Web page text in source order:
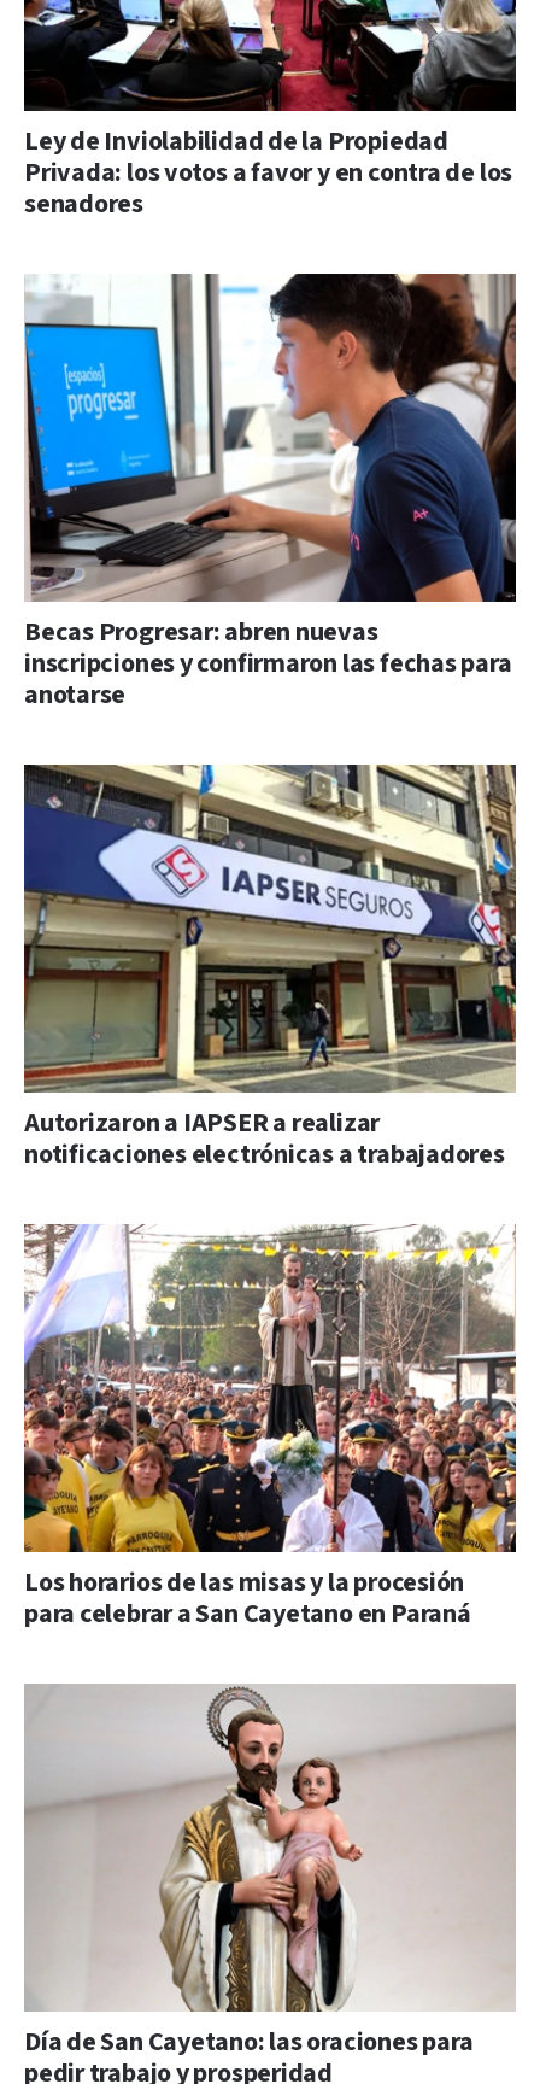
Ley de Inviolabilidad de la Propiedad
Privada: los votos a favor y en contra de los
senadores
Becas Progresar: abren nuevas
inscripciones y confirmaron las fechas para
anotarse
Autorizaron a IAPSER a realizar
notificaciones electrónicas a trabajadores
Los horarios de las misas y la procesión
para celebrar a San Cayetano en Paraná
Día de San Cayetano: las oraciones para
pedir trabajo y prosperidad